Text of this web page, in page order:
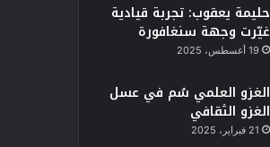
حليمة يعقوب: تجربة قيادية
غيّرت وجهة سنغافورة
19 أغسطس، 2025
الغزو العلمي سُم في عسل
الغزو الثقافي
21 فبراير، 2025